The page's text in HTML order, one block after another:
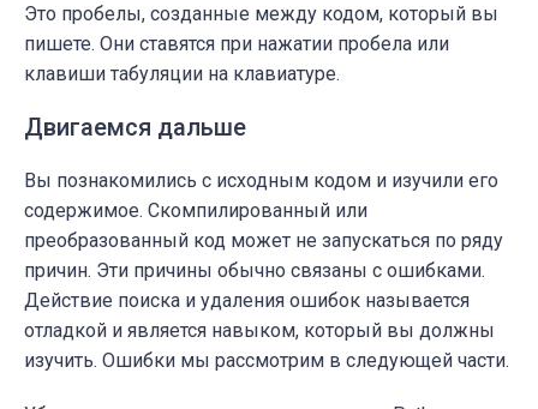
Это пробелы, созданные между кодом, который вы
пишете. Они ставятся при нажатии пробела или
клавиши табуляции на клавиатуре.
Двигаемся дальше
Вы познакомились с исходным кодом и изучили его
содержимое. Скомпилированный или
преобразованный код может не запускаться по ряду
причин. Эти причины обычно связаны с ошибками.
Действие поиска и удаления ошибок называется
отладкой и является навыком, который вы должны
изучить. Ошибки мы рассмотрим в следующей части.